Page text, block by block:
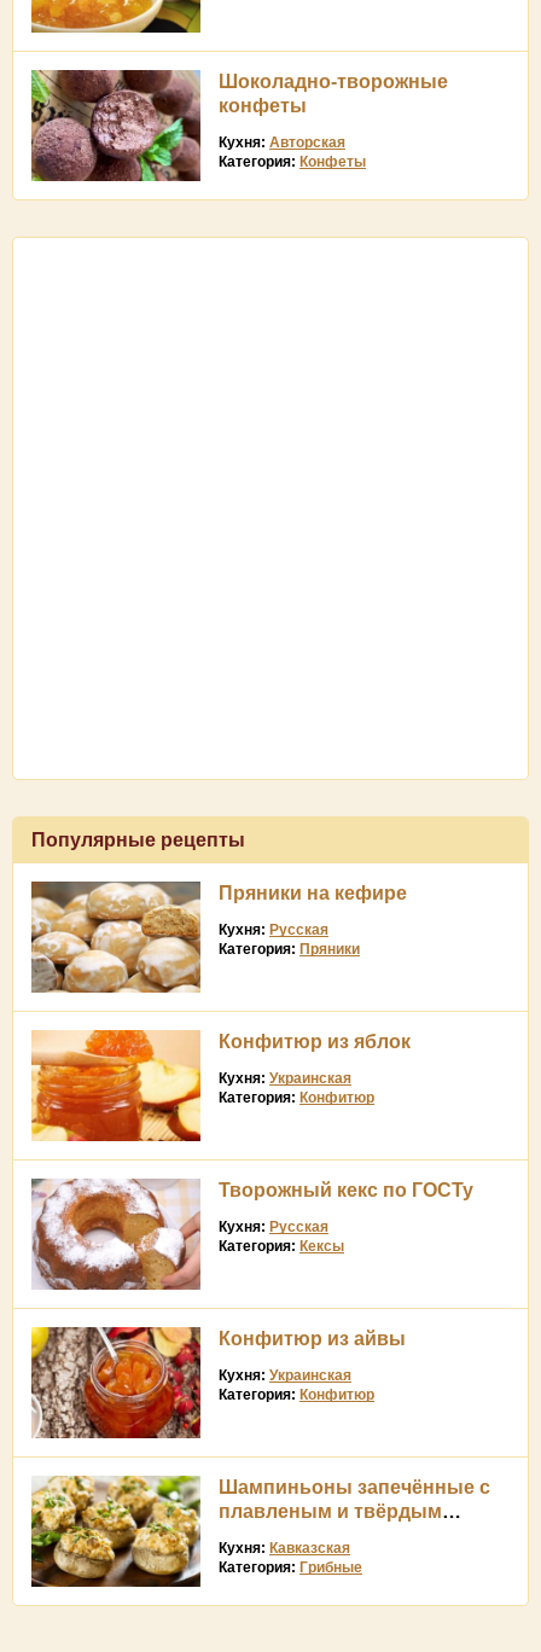
Шоколадно-творожные
конфеты
Кухня: Авторская
Категория: Конфеты
Популярные рецепты
Пряники на кефире
Кухня: Русская
Категория: Пряники
Конфитюр из яблок
Кухня: Украинская
Категория: Конфитюр
Творожный кекс по ГОСТу
Кухня: Русская
Категория: Кексы
Конфитюр из айвы
Кухня: Украинская
Категория: Конфитюр
Шампиньоны запечённые с
плавленым и твёрдым
Кухня: Кавказская
Категория: Грибные